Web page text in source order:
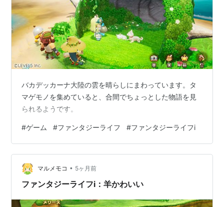
バカデッカーナ大陸の雲を晴らしにまわっています。タ
マゲモノを集めていると、合間でちょっとした物語を見
られるようです。
#ゲーム #ファンタジーライフ #ファンタジーライフi
マルメモコ • 5ヶ月前
ファンタジーライフi：羊かわいい